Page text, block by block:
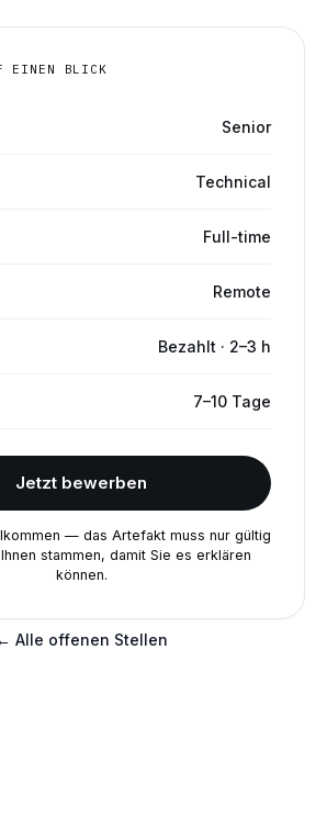
EINEN BLICK
Senior
Technical
Full-time
Remote
Bezahlt · 2–3 h
7–10 Tage
Jetzt bewerben
— das Artefakt muss nur gültig
stammen, damit Sie es erklären
können.
← Alle offenen Stellen